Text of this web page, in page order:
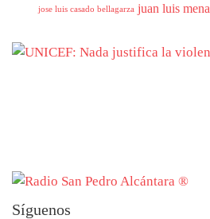
jose luis casado bellagarza juan luis mena
Síguenos